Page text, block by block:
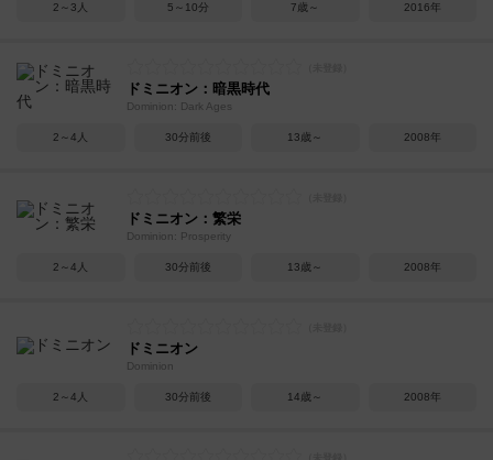
2～3人 5～10分 7歳～ 2016年
ドミニオン：暗黒時代
Dominion: Dark Ages
2～4人 30分前後 13歳～ 2008年
ドミニオン：繁栄
Dominion: Prosperity
2～4人 30分前後 13歳～ 2008年
ドミニオン
Dominion
2～4人 30分前後 14歳～ 2008年